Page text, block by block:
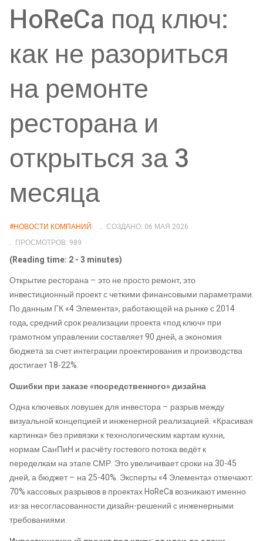
HoReCa под ключ:
как не разориться
на ремонте
ресторана и
открыться за 3
месяца
#НОВОСТИ КОМПАНИЙ
СОЗДАНО: 06 МАЯ 2026
ПРОСМОТРОВ: 989
(Reading time: 2 - 3 minutes)
Открытие ресторана – это не просто ремонт, это
инвестиционный проект с четкими финансовыми параметрами.
По данным ГК «4 Элемента», работающей на рынке с 2014
года, средний срок реализации проекта «под ключ» при
грамотном управлении составляет 90 дней, а экономия
бюджета за счет интеграции проектирования и производства
достигает 18-22%.
Ошибки при заказе «посредственного» дизайна
Одна ключевых ловушек для инвестора – разрыв между
визуальной концепцией и инженерной реализацией. «Красивая
картинка» без привязки к технологическим картам кухни,
нормам СанПиН и расчёту гостевого потока ведёт к
переделкам на этапе СМР. Это увеличивает сроки на 30-45
дней, а бюджет – на 25-40%. Эксперты «4 Элемента» отмечают:
70% кассовых разрывов в проектах HoReCa возникают именно
из-за несогласованности дизайн-решений с инженерными
требованиями.